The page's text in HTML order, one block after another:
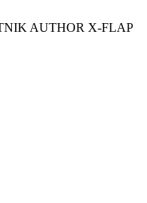
AUTHOR X-FLAP